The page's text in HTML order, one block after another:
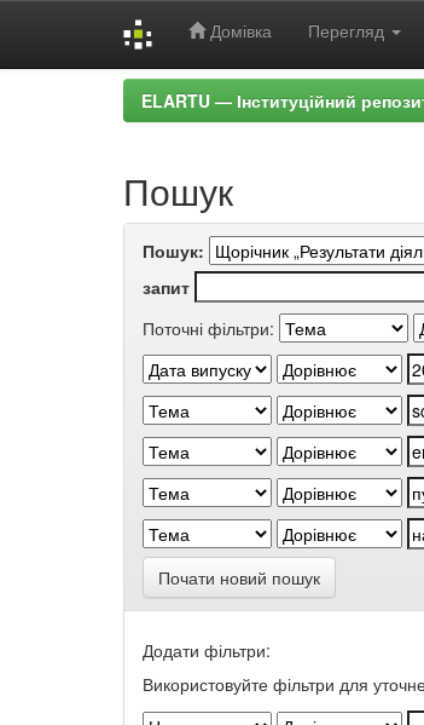
Домівка Перегляд
ELARTU — Інституційний
Пошук
Пошук:
запит
Поточні фільтри:
Почати новий пошук
Додати фільтри:
Використовуйте фільтри для